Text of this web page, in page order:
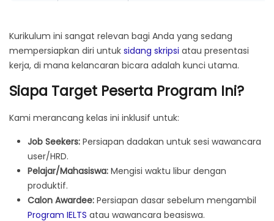
Kurikulum ini sangat relevan bagi Anda yang sedang
mempersiapkan diri untuk sidang skripsi atau presentasi
kerja, di mana kelancaran bicara adalah kunci utama.
Siapa Target Peserta Program Ini?
Kami merancang kelas ini inklusif untuk:
Job Seekers: Persiapan dadakan untuk sesi wawancara
user/HRD.
Pelajar/Mahasiswa: Mengisi waktu libur dengan
produktif.
Calon Awardee: Persiapan dasar sebelum mengambil
Program IELTS atau wawancara beasiswa.